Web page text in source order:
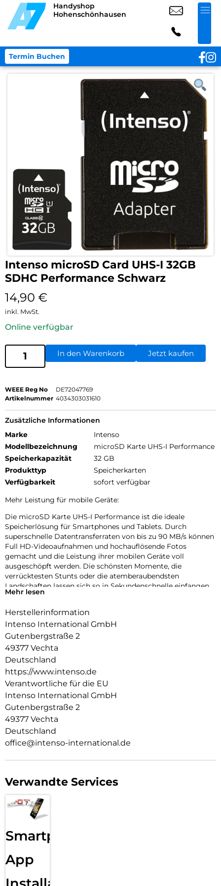
Handyshop
Hohenschönhausen
Termin Buchen
Intenso microSD Card UHS-I 32GB
SDHC Performance Schwarz
14,90 €
inkl. MwSt.
Online verfügbar
In den Warenkorb Jetzt kaufen
WEEE Reg No
DE72047769
Artikelnummer 4034303031610
Zusätzliche Informationen
Marke
Intenso
Modellbezeichnung
microSD Karte UHS-I Performance
Speicherkapazität
32 GB
Produkttyp
Speicherkarten
Verfügbarkeit
sofort verfügbar
Mehr Leistung für mobile Geräte:
Die microSD Karte UHS-I Performance ist die ideale
Speicherlösung für Smartphones und Tablets. Durch
superschnelle Datentransferraten von bis zu 90 MB/s können
Full HD-Videoaufnahmen und hochauflösende Fotos
gemacht und die Leistung ihrer mobilen Geräte voll
ausgeschöpft werden. Die schönsten Momente, die
verrücktesten Stunts oder die atemberaubendsten
Landschaften lassen sich so in Sekundenschnelle einfangen.
Mehr lesen
Herstellerinformation
Intenso International GmbH
Gutenbergstraße 2
49377 Vechta
Deutschland
https://www.intenso.de
Verantwortliche für die EU
Intenso International GmbH
Gutenbergstraße 2
49377 Vechta
Deutschland
office@intenso-international.de
Verwandte Services
Smartphone
App